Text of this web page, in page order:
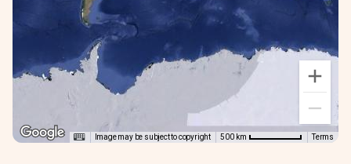
Image may be subject to copyright 500 km Terms